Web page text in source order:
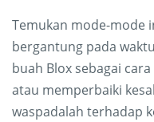
Temukan mode-mode
bergantung pada
buah Blox sebagai
atau memperbaiki
waspadalah terhadap